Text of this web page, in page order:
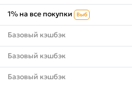
1% на все покупки Выб
Базовый кэшбэк
Базовый кэшбэк
Базовый кэшбэк